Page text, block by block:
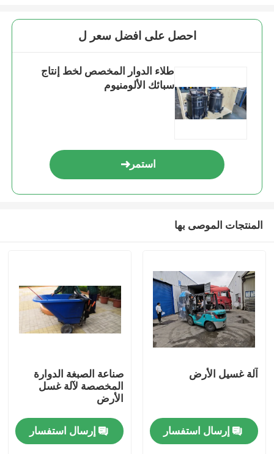
احصل على افضل سعر ل
طلاء الدوار المخصص لخط إنتاج
سبائك الألومنيوم
استمر
المنتجات الموصى بها
آلة غسيل الأرض
إرسال استفسار
صناعة الصبغة الدوارة
المخصصة لآلة غسل
الأرض
إرسال استفسار